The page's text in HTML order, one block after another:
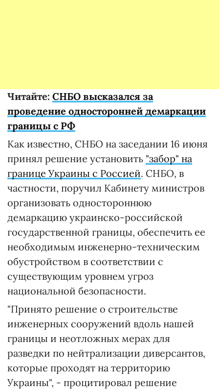
Читайте: СНБО высказался за
проведение односторонней демаркации
границы с РФ
Как известно, СНБО на заседании 16 июня
принял решение установить "забор" на
границе Украины с Россией. СНБО, в
частности, поручил Кабинету министров
организовать одностороннюю
демаркацию украинско-российской
государственной границы, обеспечить ее
необходимым инженерно-техническим
обустройством в соответствии с
существующим уровнем угроз
национальной безопасности.
"Принято решение о строительстве
инженерных сооружений вдоль нашей
границы и неотложных мерах для
разведки по нейтрализации диверсантов,
которые проходят на территорию
Украины", - процитировал решение